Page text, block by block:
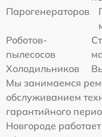
Парогенераторов
Роботов-
пылесосов
Холодильников
Мы занимаемся
обслуживанием
гарантийного
Новгороде